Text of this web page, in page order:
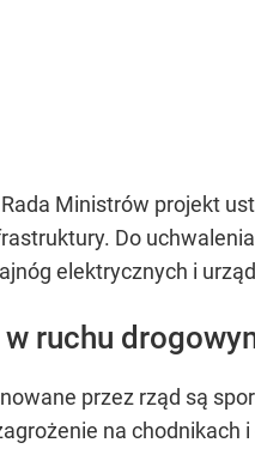
Ministrów projekt
Do
elektrycznych i
ruchu
przez rząd są
na chodnikach